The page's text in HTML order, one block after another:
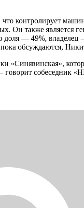
контролирует
Он также является
— 49%, владелец
обсуждаются,
«Синявинская»,
собеседник